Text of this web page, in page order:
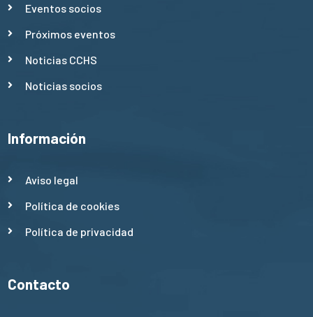
Eventos socios
Próximos eventos
Noticias CCHS
Noticias socios
Información
Aviso legal
Política de cookies
Política de privacidad
Contacto